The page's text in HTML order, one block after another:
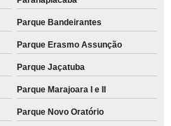
Parque Bandeirantes
Parque Erasmo Assunção
Parque Jaçatuba
Parque Marajoara I e II
Parque Novo Oratório